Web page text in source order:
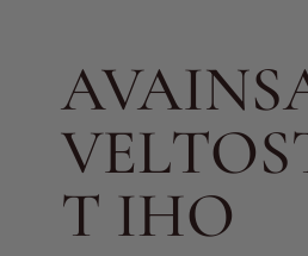
T IHO